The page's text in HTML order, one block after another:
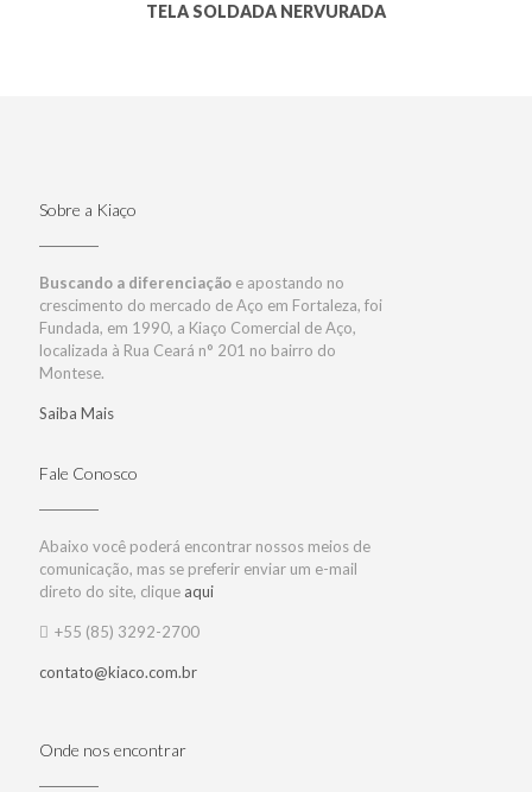
TELA SOLDADA NERVURADA
Sobre a Kiaço
Buscando a diferenciação e apostando no
crescimento do mercado de Aço em Fortaleza, foi
Fundada, em 1990, a Kiaço Comercial de Aço,
localizada à Rua Ceará n° 201 no bairro do
Montese.
Saiba Mais
Fale Conosco
Abaixo você poderá encontrar nossos meios de
comunicação, mas se preferir enviar um e-mail
direto do site, clique aqui
+55 (85) 3292-2700
contato@kiaco.com.br
Onde nos encontrar